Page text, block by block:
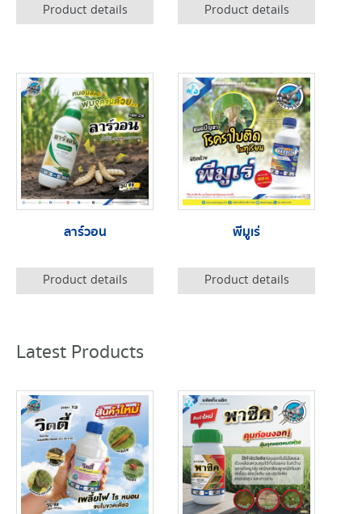
Product details Product details
ลาร์วอน
Product details
พีมูเร่
Product details
Latest Products